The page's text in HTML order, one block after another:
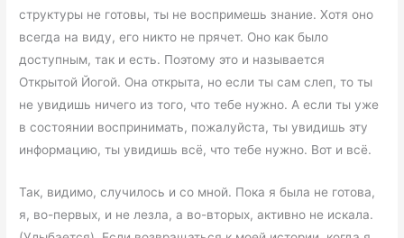
структуры не готовы, ты не воспримешь знание. Хотя оно
всегда на виду, его никто не прячет. Оно как было
доступным, так и есть. Поэтому это и называется
Открытой Йогой. Она открыта, но если ты сам слеп, то ты
не увидишь ничего из того, что тебе нужно. А если ты уже
в состоянии воспринимать, пожалуйста, ты увидишь эту
информацию, ты увидишь всё, что тебе нужно. Вот и всё.
Так, видимо, случилось и со мной. Пока я была не готова,
я, во-первых, и не лезла, а во-вторых, активно не искала.